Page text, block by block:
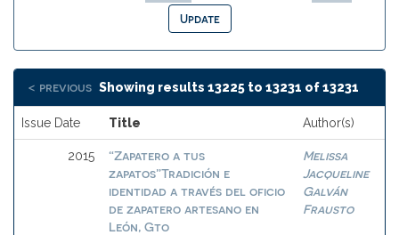
Showing results 13225 to 13231 of 13231
< previous
Issue Date Title Author(s)
2015
“Zapatero a tus
zapatos”Tradición e
identidad a través del oficio
de zapatero artesano en
León, Gto
Melissa
Jacqueline
Galván
Frausto